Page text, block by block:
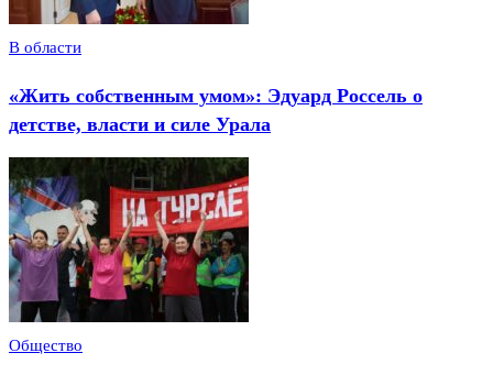
В области
«Жить собственным умом»: Эдуард Россель о
детстве, власти и силе Урала
Общество